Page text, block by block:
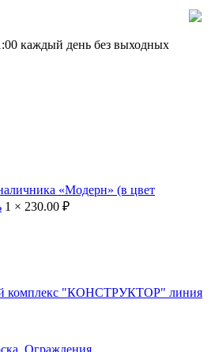
каждый день без выходных
«Модерн» (в цвет
1 × 230.00 ₽
комплекс "КОНСТРУКТОР" линия
Ограждения